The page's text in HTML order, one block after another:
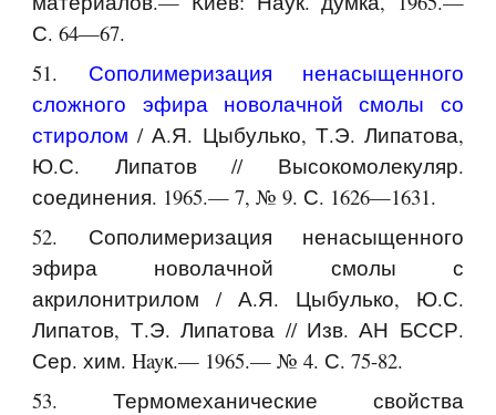
С. 64—67.
51. Сополимеризация ненасыщенного
сложного эфира новолачной смолы со
стиролом / А.Я. Цыбулько, Т.Э. Липатова,
Ю.С. Липатов // Высокомолекуляр.
соединения. 1965.— 7, № 9. С. 1626—1631.
52. Сополимеризация ненасыщенного
эфира новолачной смолы с
акрилонитрилом / А.Я. Цыбулько, Ю.С.
Липатов, Т.Э. Липатова // Изв. АН БССР.
Сер. хим. Hayк.— 1965.— № 4. С. 75-82.
53. Термомеханические свойства